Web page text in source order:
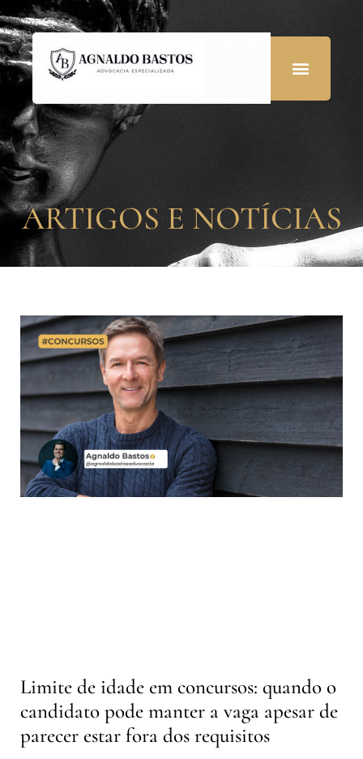
ARTIGOS E NOTÍCIAS
Limite de idade em concursos: quando o
candidato pode manter a vaga apesar de
parecer estar fora dos requisitos